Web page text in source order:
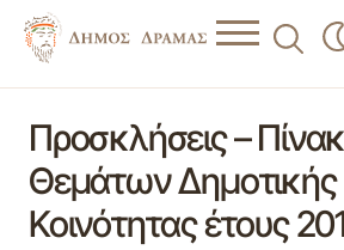
Προσκλήσεις –
Θεμάτων Δημοτικής
Κοινότητας έτους